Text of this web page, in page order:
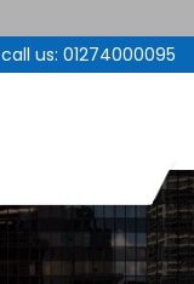
call us: 01274000095